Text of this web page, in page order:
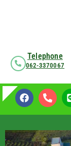
Telephone
062-3370067